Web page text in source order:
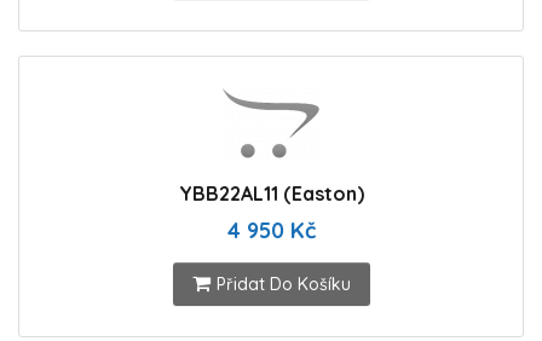
YBB22AL11 (Easton)
4 950 Kč
Přidat Do Košíku